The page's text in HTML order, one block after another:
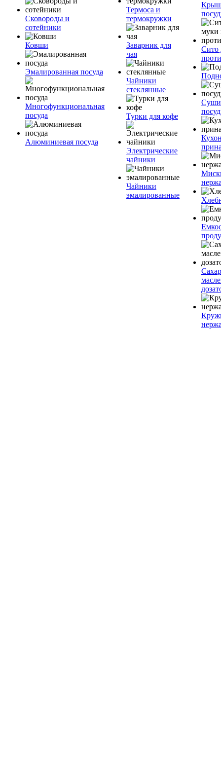
Сковороды и
сотейники
Ковши
Эмалированная посуда
Многофункциональная
посуда
Алюминиевая посуда
Термоса и
термокружки
Заварник для
чая
Чайники
стеклянные
Турки для кофе
Электрические
чайники
Чайники
эмалированные
Сито